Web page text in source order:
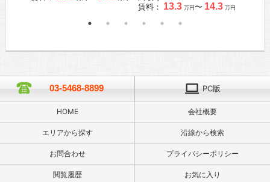
賃料： 13.3 万円〜 14.3 万円
03-5468-8899 PC版
HOME 会社概要
エリアから探す 沿線から検索
お問合わせ プライバシーポリシー
閲覧履歴 お気に入り